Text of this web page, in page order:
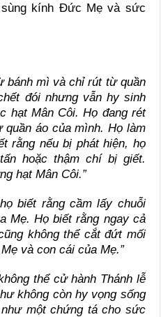
kính Đức Mẹ và sức
bánh mì và chỉ rút từ quần
đói nhưng vẫn hy sinh
hạt Mân Côi. Họ đang rét
áo của mình. Họ làm
rằng nếu bị phát hiện, họ
hoặc thậm chí bị giết.
hạt Mân Côi.”
biết rằng cầm lấy chuỗi
Mẹ. Họ biết rằng ngay cả
không thể cắt đứt mối
và con cái của Mẹ.”
thể cử hành Thánh lễ
không còn hy vọng sống
một chứng tá cho sức